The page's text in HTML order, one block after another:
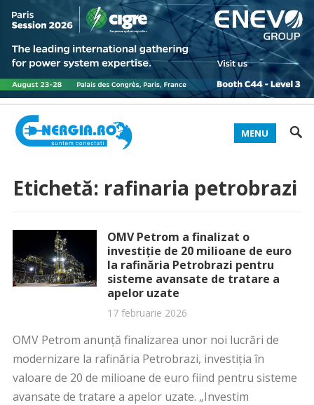
MENU
Etichetă: rafinaria petrobrazi
OMV Petrom a finalizat o
investiţie de 20 milioane de euro
la rafinăria Petrobrazi pentru
sisteme avansate de tratare a
apelor uzate
17 februarie 2026
OMV Petrom anunţă finalizarea unor noi lucrări de
modernizare la rafinăria Petrobrazi, investiţia în
valoare de 20 de milioane de euro fiind pentru sisteme
avansate de tratare a apelor uzate. „Investim